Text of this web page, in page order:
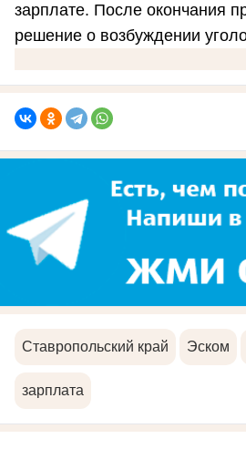
зарплате. После окончания
решение о возбуждении
Ставропольский край Эском
зарплата